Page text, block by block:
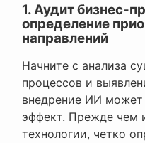
1. Аудит бизнес-
определение
направлений
Начните с анализа
процессов и
внедрение ИИ
эффект. Прежде чем
технологии, четко